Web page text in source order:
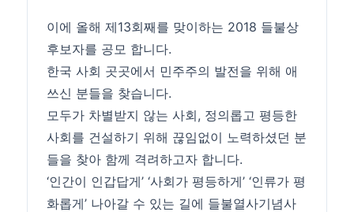
이에 올해 제13회째를 맞이하는 2018 들불상
후보자를 공모 합니다.
한국 사회 곳곳에서 민주주의 발전을 위해 애
쓰신 분들을 찾습니다.
모두가 차별받지 않는 사회, 정의롭고 평등한
사회를 건설하기 위해 끊임없이 노력하셨던 분
들을 찾아 함께 격려하고자 합니다.
‘인간이 인갑답게’ ‘사회가 평등하게’ ‘인류가 평
화롭게’ 나아갈 수 있는 길에 들불열사기념사